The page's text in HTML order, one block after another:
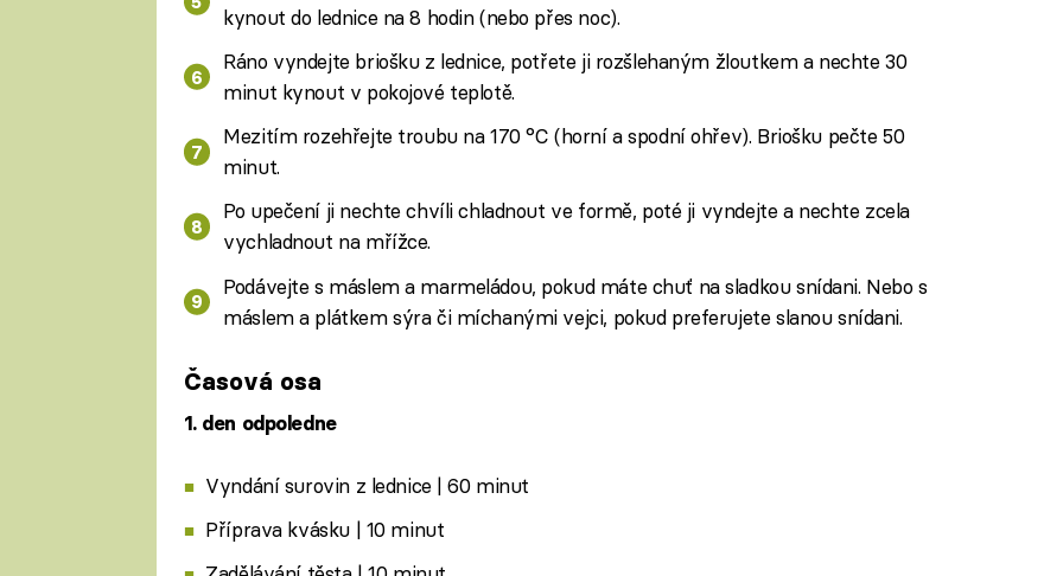
kynout do lednice na 8 hodin (nebo přes noc).
Ráno vyndejte briošku z lednice, potřete ji rozšlehaným žloutkem a nechte 30
minut kynout v pokojové teplotě.
Mezitím rozehřejte troubu na 170 °C (horní a spodní ohřev). Briošku pečte 50
minut.
Po upečení ji nechte chvíli chladnout ve formě, poté ji vyndejte a nechte zcela
vychladnout na mřížce.
Podávejte s máslem a marmeládou, pokud máte chuť na sladkou snídani. Nebo s
máslem a plátkem sýra či míchanými vejci, pokud preferujete slanou snídani.
Časová osa
1. den odpoledne
Vyndání surovin z lednice | 60 minut
Příprava kvásku | 10 minut